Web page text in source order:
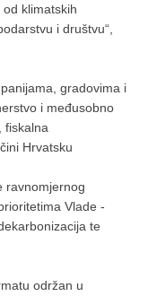
klimatskih
i društvu“,
gradovima i
i međusobno
fiskalna
Hrvatsku
ravnomjernog
Vlade -
te
održan u